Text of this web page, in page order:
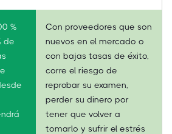
%
de
Con proveedores que son
nuevos en el mercado o
con bajas tasas de éxito,
corre el riesgo de
reprobar su examen,
perder su dinero por
tener que volver a
tomarlo y sufrir el estrés